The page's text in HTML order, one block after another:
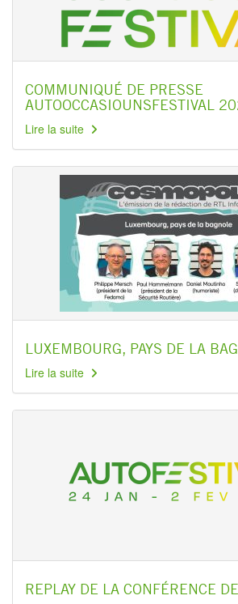
COMMUNIQUÉ DE PRESSE
AUTOOCCASIOUNSFESTIVAL
Lire la suite
LUXEMBOURG, PAYS DE LA
Lire la suite
REPLAY DE LA CONFÉRENCE